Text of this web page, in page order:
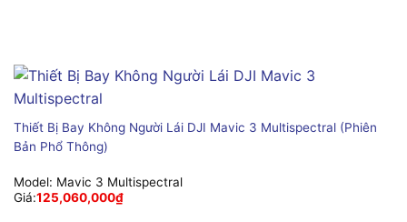
Thiết Bị Bay Không Người Lái DJI Mavic 3 Multispectral (Phiên
Bản Phổ Thông)
Model: Mavic 3 Multispectral
Giá:125,060,000₫